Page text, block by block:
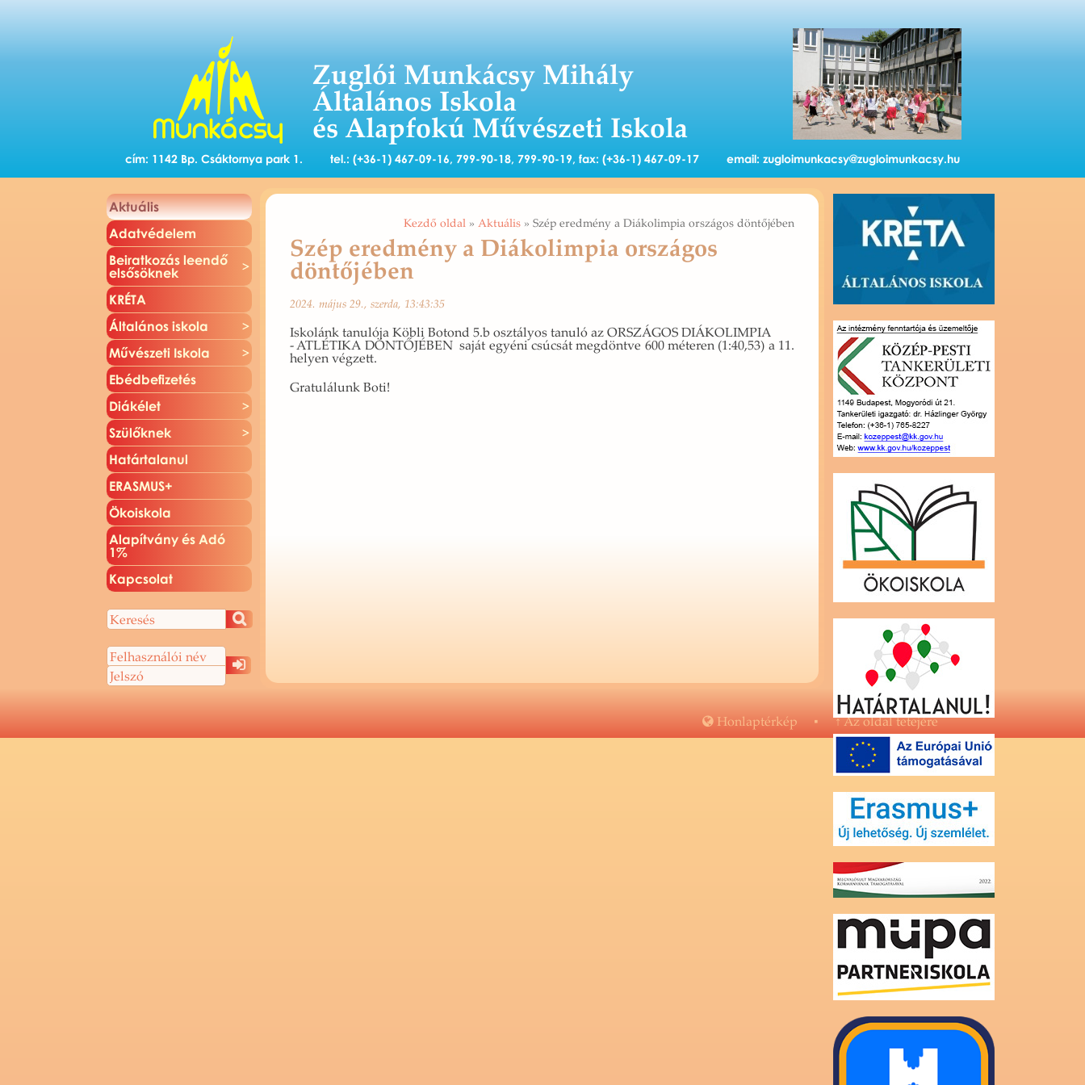
Zuglói Munkácsy Mihály
Általános Iskola
és Alapfokú Művészeti Iskola
cím: 1142 Bp. Csáktornya park 1. tel.: (+36-1) 467-09-16, 799-90-18, 799-90-19, fax: (+36-1) 467-09-17 email: zugloimunkacsy@zugloimunkacsy.hu
Ak­tu­á­lis
Adat­vé­de­lem
Be­irat­ko­zás le­en­dő
el­ső­sök­nek
KRÉTA
Ál­ta­lá­nos is­ko­la
Mű­vé­sze­ti Is­ko­la
Ebéd­be­fi­ze­tés
Di­ák­élet
Szü­lők­nek
Ha­tár­ta­la­nul
ERAS­MUS+
Öko­is­ko­la
Ala­pít­vány és Adó
1%
Kap­cso­lat
Kezdő oldal » Aktuális » Szép eredmény a Diákolimpia országos döntőjében
Szép eredmény a Diákolimpia országos
döntőjében
2024. május 29., szer­da, 13:43:35
Is­ko­lánk ta­nu­ló­ja Köbli Bo­tond 5.b osz­tá­lyos ta­nu­ló az OR­SZÁ­GOS DI­ÁK­OLIM­PIA
- AT­LÉ­TI­KA DÖN­TŐ­JÉ­BEN saját egyé­ni csú­csát meg­dönt­ve 600 mé­te­ren (1:40,53) a 11.
he­lyen vég­zett.
Gra­tu­lá­lunk Boti!
 Hon­lap­tér­kép ▪↑Az oldal te­te­jé­re